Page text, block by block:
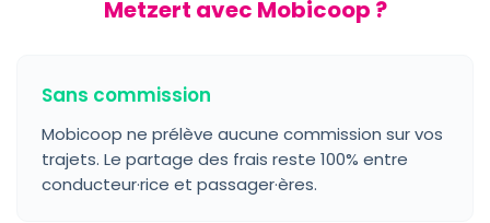
Metzert avec Mobicoop ?
Sans commission
Mobicoop ne prélève aucune commission sur vos
trajets. Le partage des frais reste 100% entre
conducteur·rice et passager·ères.